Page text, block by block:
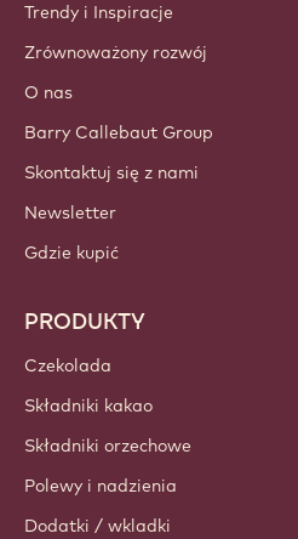
Trendy i Inspiracje
Zrównoważony rozwój
O nas
Barry Callebaut Group
Skontaktuj się z nami
Newsletter
Gdzie kupić
PRODUKTY
Czekolada
Składniki kakao
Składniki orzechowe
Polewy i nadzienia
Dodatki / wkladki